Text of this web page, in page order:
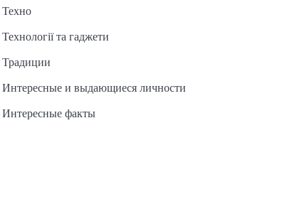
Техно
Технології та гаджети
Традиции
Интересные и выдающиеся личности
Интересные факты